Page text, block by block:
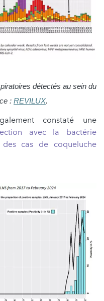
détectés au sein du
: REVILUX.
constaté une
avec la bactérie
des cas de coqueluche